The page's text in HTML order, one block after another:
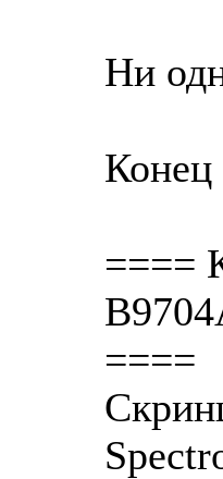
Ни
Конец
====
====